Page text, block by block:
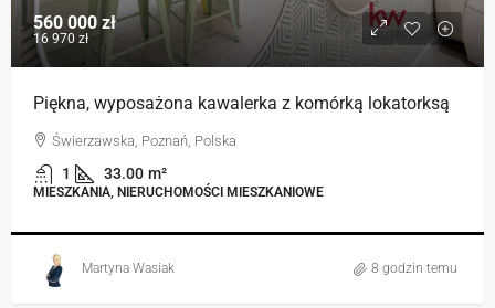
560 000 zł
16 970 zł
Piękna, wyposażona kawalerka z komórką lokatorksą
Świerzawska, Poznań, Polska
1 33.00 m²
MIESZKANIA, NIERUCHOMOŚCI MIESZKANIOWE
Martyna Wasiak 8 godzin temu